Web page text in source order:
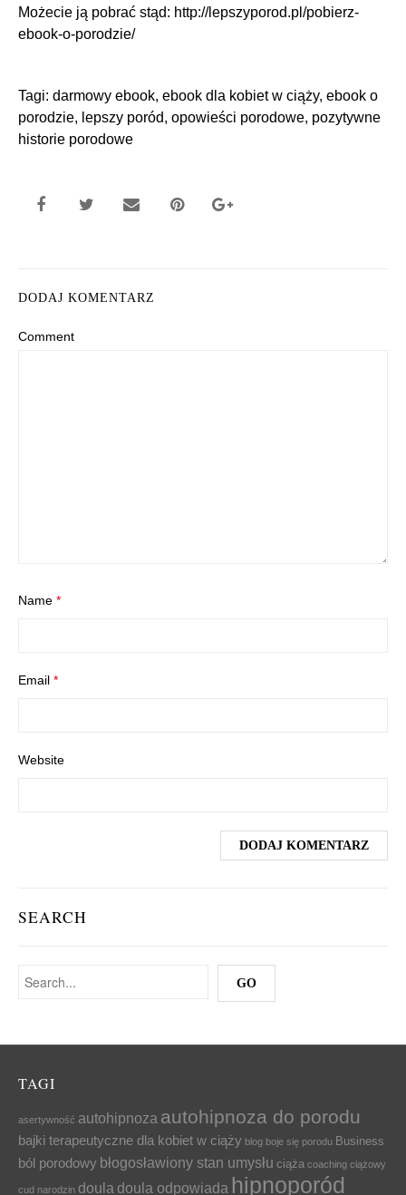
SEARCH
Możecie ją pobrać stąd: http://lepszyporod.pl/pobierz-
ebook-o-porodzie/
Tagi: darmowy ebook, ebook dla kobiet w ciąży, ebook o
porodzie, lepszy poród, opowieści porodowe, pozytywne
historie porodowe
DODAJ KOMENTARZ
Comment
Name *
Email *
Website
TAGI
asertywność autohipnoza autohipnoza do porodu
bajki terapeutyczne dla kobiet w ciąży blog boje się porodu Business
ból porodowy błogosławiony stan umysłu ciąża coaching ciążowy
cud narodzin doula doula odpowiada hipnoporód